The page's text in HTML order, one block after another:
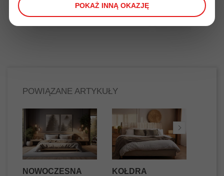
różowa, letnia
559,00 zł 559,00 zł
POWIĄZANE ARTYKUŁY
NOWOCZESNA
KOŁDRA
POKAŻ INNĄ OKAZJĘ